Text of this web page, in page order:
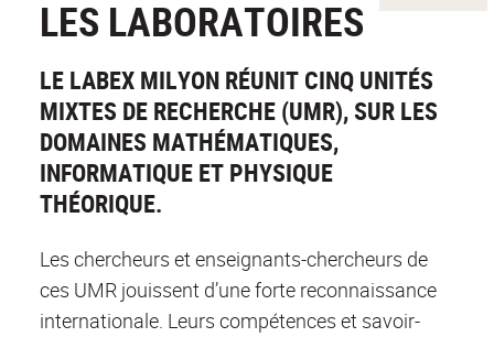
LES LABORATOIRES
LE LABEX MILYON RÉUNIT CINQ UNITÉS
MIXTES DE RECHERCHE (UMR), SUR LES
DOMAINES MATHÉMATIQUES,
INFORMATIQUE ET PHYSIQUE
THÉORIQUE.
Les chercheurs et enseignants-chercheurs de
ces UMR jouissent d’une forte reconnaissance
internationale. Leurs compétences et savoir-